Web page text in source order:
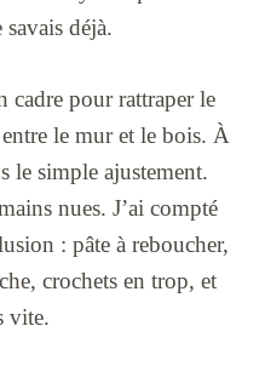
déjà.
cadre pour rattraper le
le mur et le bois. À
le simple ajustement.
nues. J’ai compté
: pâte à reboucher,
crochets en trop, et
vite.